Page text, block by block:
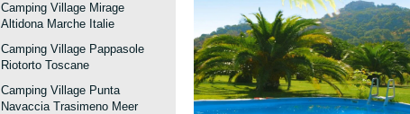
Camping Village Mirage
Altidona Marche Italie
Camping Village Pappasole
Riotorto Toscane
Camping Village Punta
Navaccia Trasimeno Meer